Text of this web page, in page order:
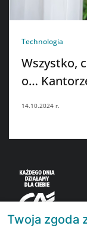
Technologia
Wszystko,
o…
14.10.2024 r.
Twoja zgoda